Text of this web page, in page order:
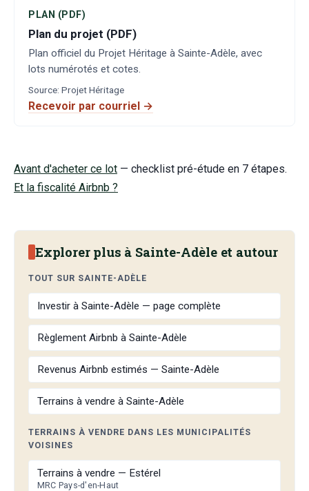
PLAN (PDF)
Plan du projet (PDF)
Plan officiel du Projet Héritage à Sainte-Adèle, avec
lots numérotés et cotes.
Source: Projet Héritage
Recevoir par courriel →
Avant d'acheter ce lot — checklist pré-étude en 7 étapes.
Et la fiscalité Airbnb ?
Explorer plus à Sainte-Adèle et autour
TOUT SUR SAINTE-ADÈLE
Investir à Sainte-Adèle — page complète
Règlement Airbnb à Sainte-Adèle
Revenus Airbnb estimés — Sainte-Adèle
Terrains à vendre à Sainte-Adèle
TERRAINS À VENDRE DANS LES MUNICIPALITÉS
VOISINES
Terrains à vendre — Estérel
MRC Pays-d'en-Haut